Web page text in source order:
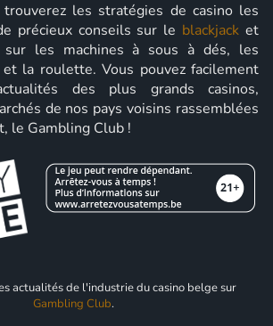
trouverez les stratégies de casino les
précieux conseils sur le blackjack et
sur les machines à sous à dés, les
et la roulette. Vous pouvez facilement
des plus grands casinos,
de nos pays voisins rassemblées
le Gambling Club !
actualités de l'industrie du casino belge sur
Gambling Club.